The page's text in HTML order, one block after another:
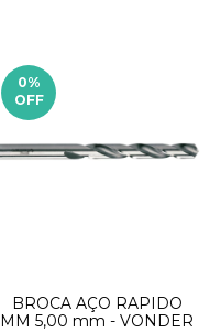
0%
OFF
BROCA AÇO RAPIDO
MM 5,00 mm - VONDER